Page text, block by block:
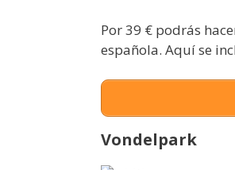
Por 39 € podrás
española. Aquí se
Vondelpark